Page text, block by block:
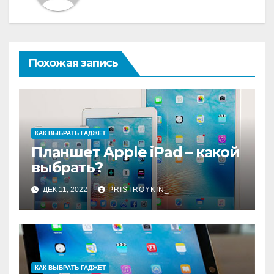
Похожая запись
КАК ВЫБРАТЬ ГАДЖЕТ
Планшет Apple iPad – какой
выбрать?
ДЕК 11, 2022 PRISTROYKIN_
КАК ВЫБРАТЬ ГАДЖЕТ